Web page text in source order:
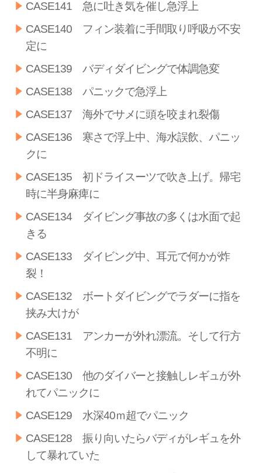
CASE141 急に吐き気を催し急浮上
CASE140 フィン装着に手間取り呼吸が不安
定に
CASE139 バディダイビングで体調急変
CASE138 パニックで急浮上
CASE137 海外でサメに頭を咬まれ裂傷
CASE136 寒さで浮上中、海水誤飲、パニッ
クに
CASE135 初ドライスーツで吹き上げ。帰宅
時に半身麻痺に
CASE134 ダイビング事故の多くは水面で起
きる
CASE133 ダイビング中、耳元で何かが炸
裂！
CASE132 ボートダイビングでラダーに指を
挟み大けが
CASE131 アンカーが外れ漂流。そして行方
不明に
CASE130 他のダイバーと接触しレギュが外
れてパニックに
CASE129 水深40ｍ超でパニック
CASE128 振り向いたらバディがレギュを外
して暴れていた